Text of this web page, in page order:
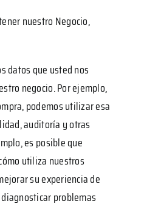
nuestro Negocio,
datos que usted nos
negocio. Por ejemplo,
podemos utilizar esa
auditoría y otras
es posible que
utiliza nuestros
su experiencia de
problemas